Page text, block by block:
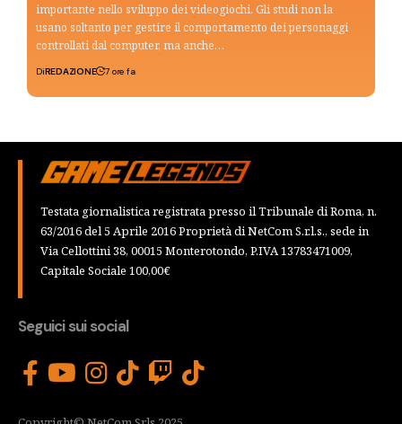
importante nello sviluppo dei videogiochi. Gli studi non la
usano soltanto per gestire il comportamento dei personaggi
controllati dal computer, ma anche…
DiREDAZIONE 7 ore fa
Testata giornalistica registrata presso il Tribunale di Roma, n.
63/2016 del 5 Aprile 2016 Proprietà di NetCom S.r.l.s., sede in
Via Cellottini 38, 00015 Monterotondo, P.IVA 13783471009,
Capitale Sociale 100,00€
Seguici sui social